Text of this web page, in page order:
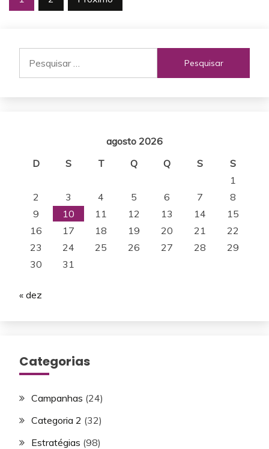
por:
agosto 2026
D
S T Q Q S
S
1
2
3 4 5 6 7
8
9
10 11 12 13 14
15
16
17 18 19 20 21
22
23
24 25 26 27 28
29
30
31
« dez
Categorias
Campanhas (24)
Categoria 2 (32)
Estratégias (98)